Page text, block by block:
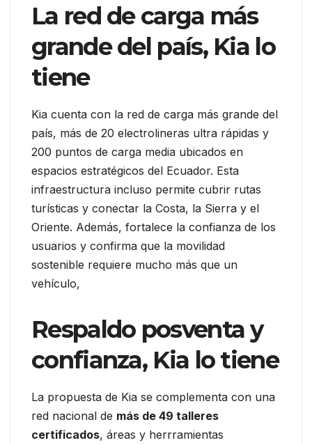
La red de carga más
grande del país, Kia lo
tiene
Kia cuenta con la red de carga más grande del
país, más de 20 electrolineras ultra rápidas y
200 puntos de carga media ubicados en
espacios estratégicos del Ecuador. Esta
infraestructura incluso permite cubrir rutas
turísticas y conectar la Costa, la Sierra y el
Oriente. Además, fortalece la confianza de los
usuarios y confirma que la movilidad
sostenible requiere mucho más que un
vehículo,
Respaldo posventa y
confianza, Kia lo tiene
La propuesta de Kia se complementa con una
red nacional de más de 49 talleres
certificados, áreas y herrramientas